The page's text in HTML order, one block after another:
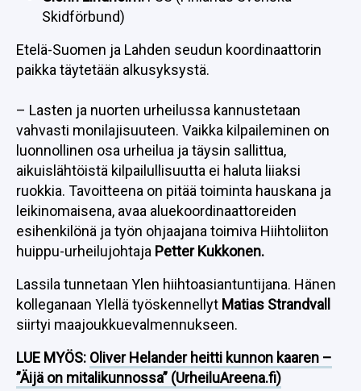
Skidförbund)
Etelä-Suomen ja Lahden seudun koordinaattorin
paikka täytetään alkusyksystä.
– Lasten ja nuorten urheilussa kannustetaan
vahvasti monilajisuuteen. Vaikka kilpaileminen on
luonnollinen osa urheilua ja täysin sallittua,
aikuislähtöistä kilpailullisuutta ei haluta liiaksi
ruokkia. Tavoitteena on pitää toiminta hauskana ja
leikinomaisena, avaa aluekoordinaattoreiden
esihenkilönä ja työn ohjaajana toimiva Hiihtoliiton
huippu-urheilujohtaja Petter Kukkonen.
Lassila tunnetaan Ylen hiihtoasiantuntijana. Hänen
kolleganaan Ylellä työskennellyt Matias Strandvall
siirtyi maajoukkuevalmennukseen.
LUE MYÖS: Oliver Helander heitti kunnon kaaren –
”Äijä on mitalikunnossa” (UrheiluAreena.fi)